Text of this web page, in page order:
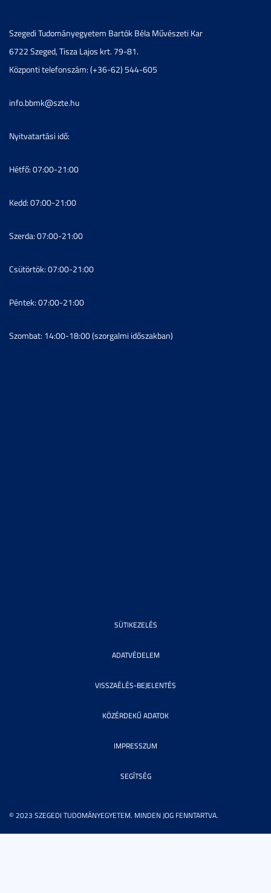
Szegedi Tudományegyetem Bartók Béla Művészeti Kar
6722 Szeged, Tisza Lajos krt. 79-81.
Központi telefonszám: (+36-62) 544-605
info.bbmk@szte.hu
Nyitvatartási idő:
Hétfő: 07:00-21:00
Kedd: 07:00-21:00
Szerda: 07:00-21:00
Csütörtök: 07:00-21:00
Péntek: 07:00-21:00
Szombat: 14:00-18:00 (szorgalmi időszakban)
© 2023 SZEGEDI TUDOMÁNYEGYETEM. MINDEN JOG FENNTARTVA.
SÜTIKEZELÉS
ADATVÉDELEM
VISSZAÉLÉS-BEJELENTÉS
KÖZÉRDEKŰ ADATOK
IMPRESSZUM
SEGÍTSÉG